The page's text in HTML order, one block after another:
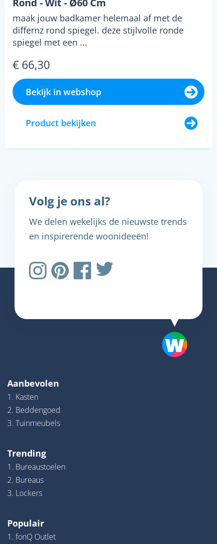
Rond - Wit - Ø60 Cm
maak jouw badkamer helemaal af met de
differnz rond spiegel. deze stijlvolle ronde
spiegel met een ...
€ 66,30
Bekijk in webshop
Product bekijken
Volg je ons al?
We delen wekelijks de nieuwste trends
en inspirerende woonideeën!
Aanbevolen
1. Kasten
2. Beddengoed
3. Tuinmeubels
Trending
1. Bureaustoelen
2. Bureaus
3. Lockers
Populair
1. fonQ Outlet